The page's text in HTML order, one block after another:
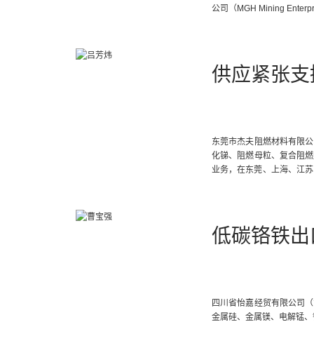
公司（MGH Mining
供应紧张
东莞市杰夫阻燃材料有限
化锑、阻燃母粒、复合阻
业务，在东莞、上海、江
低碳铬铁
四川省怡嘉经贸有限公司
金属硅、金属镁、电解锰